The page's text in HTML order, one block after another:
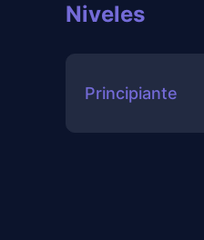
Niveles
Principiante